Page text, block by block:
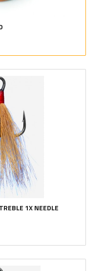
1X NEEDLE